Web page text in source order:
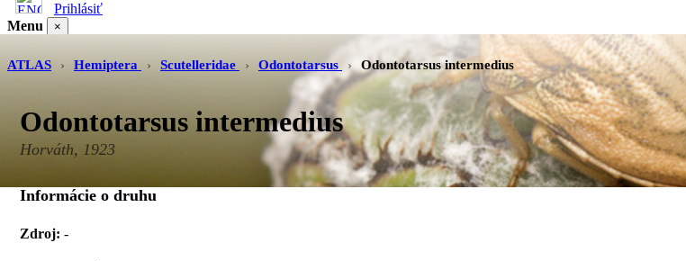
Prihlásiť
Menu
×
Tmavá téma
ATLAS
› Hemiptera › Scutelleridae › Odontotarsus › Odontotarsus intermedius
Odontotarsus intermedius
Horváth, 1923
Informácie o druhu
Zdroj: -